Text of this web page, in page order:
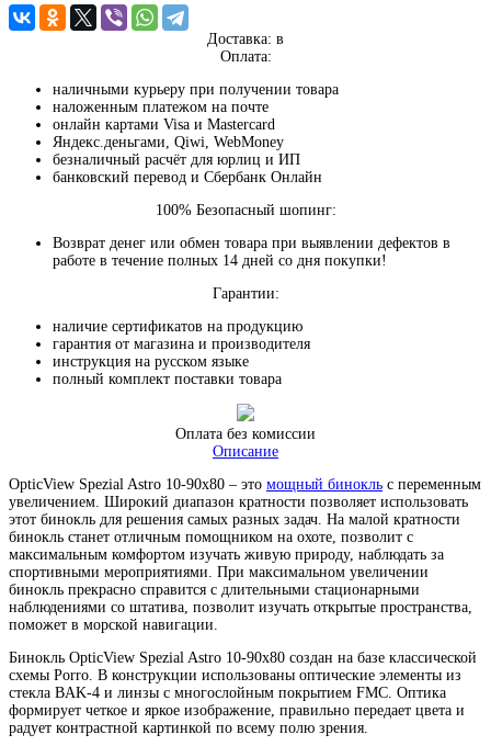
Доставка: в
Оплата:
наличными курьеру при получении товара
наложенным платежом на почте
онлайн картами Visa и Mastercard
Яндекс.деньгами, Qiwi, WebMoney
безналичный расчёт для юрлиц и ИП
банковский перевод и Сбербанк Онлайн
100% Безопасный шопинг:
Возврат денег или обмен товара при выявлении дефектов в
работе в течение полных 14 дней со дня покупки!
Гарантии:
наличие сертификатов на продукцию
гарантия от магазина и производителя
инструкция на русском языке
полный комплект поставки товара
Оплата без комиссии
Описание
OpticView Spezial Astro 10-90x80 – это мощный бинокль с переменным
увеличением. Широкий диапазон кратности позволяет использовать
этот бинокль для решения самых разных задач. На малой кратности
бинокль станет отличным помощником на охоте, позволит с
максимальным комфортом изучать живую природу, наблюдать за
спортивными мероприятиями. При максимальном увеличении
бинокль прекрасно справится с длительными стационарными
наблюдениями со штатива, позволит изучать открытые пространства,
поможет в морской навигации.
Бинокль OpticView Spezial Astro 10-90x80 создан на базе классической
схемы Porro. В конструкции использованы оптические элементы из
стекла BAK-4 и линзы с многослойным покрытием FMC. Оптика
формирует четкое и яркое изображение, правильно передает цвета и
радует контрастной картинкой по всему полю зрения.